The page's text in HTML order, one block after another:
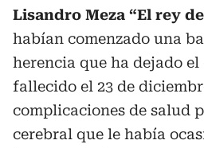
Lisandro Meza “El rey
habían comenzado una
herencia que ha dejado
fallecido el 23 de
complicaciones de salud
cerebral que le había